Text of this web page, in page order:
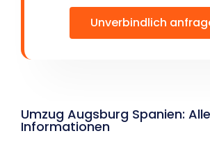
Unverbindlich
Umzug Augsburg Spanien: Alle
Informationen